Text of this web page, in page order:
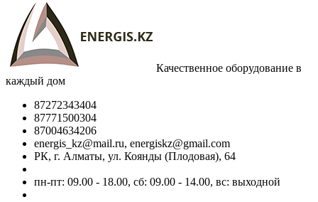
Качественное оборудование в
каждый дом
87272343404
87771500304
87004634206
energis_kz@mail.ru, energiskz@gmail.com
РК, г. Алматы, ул. Коянды (Плодовая), 64
пн-пт: 09.00 - 18.00, сб: 09.00 - 14.00, вс: выходной